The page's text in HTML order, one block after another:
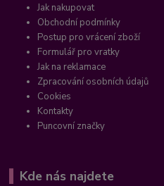
Jak nakupovat
Obchodní podmínky
Postup pro vrácení zboží
Formulář pro vratky
Jak na reklamace
Zpracování osobních údajů
Cookies
Kontakty
Puncovní značky
Kde nás najdete